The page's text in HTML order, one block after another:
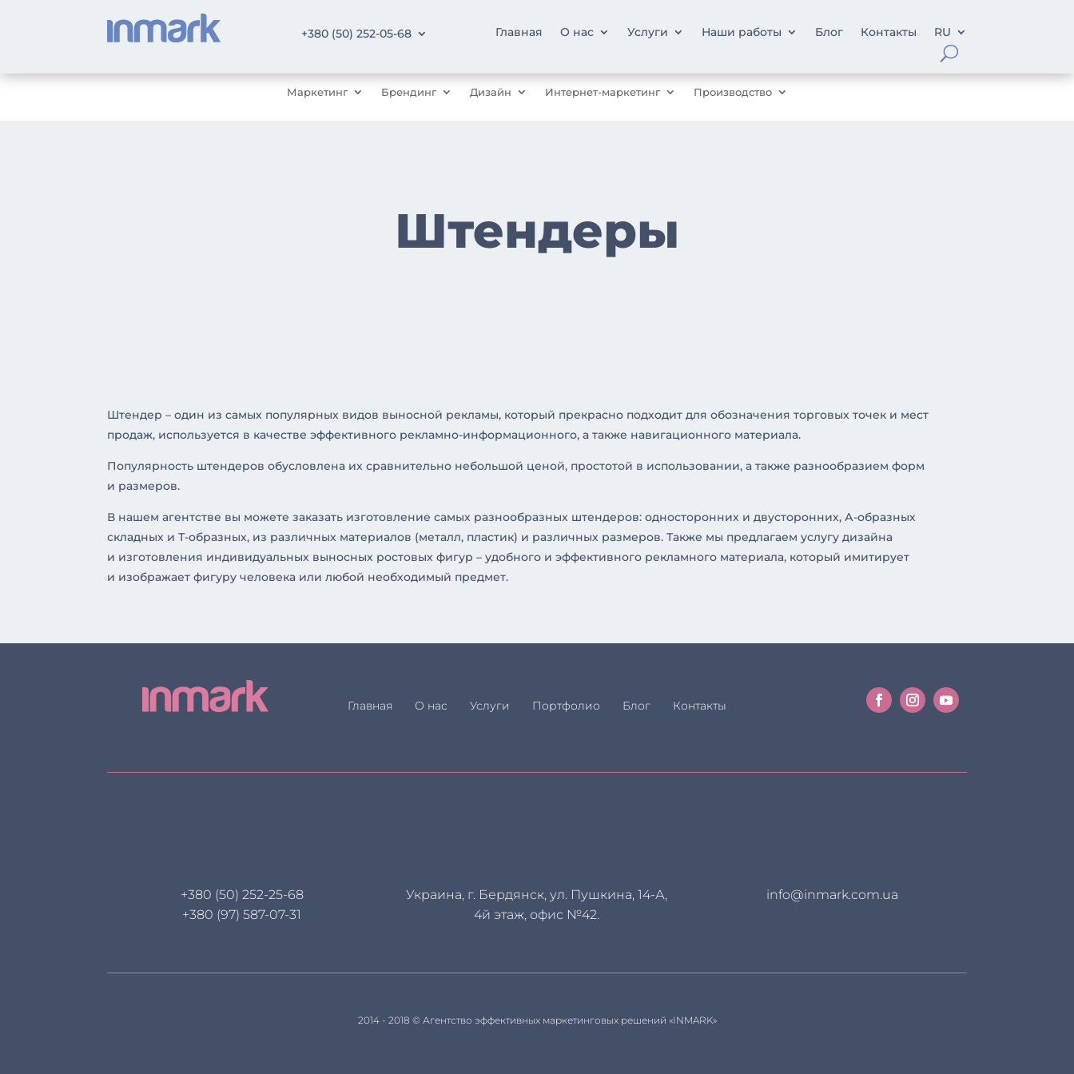
+380 (50) 252-05-68 Главная О нас Услуги Наши работы Блог Контакты RU
Маркетинг Брендинг Дизайн Интернет-маркетинг Производство
Штендеры
Штендер – один из самых популярных видов выносной рекламы, который прекрасно подходит для обозначения торговых точек и мест
продаж, используется в качестве эффективного рекламно-информационного, а также навигационного материала.
Популярность штендеров обусловлена их сравнительно небольшой ценой, простотой в использовании, а также разнообразием форм
и размеров.
В нашем агентстве вы можете заказать изготовление самых разнообразных штендеров: односторонних и двусторонних, А-образных
складных и Т-образных, из различных материалов (металл, пластик) и различных размеров. Также мы предлагаем услугу дизайна
и изготовления индивидуальных выносных ростовых фигур – удобного и эффективного рекламного материала, который имитирует
и изображает фигуру человека или любой необходимый предмет.
Главная О нас Услуги Портфолио Блог Контакты
+380 (50) 252-25-68
+380 (97) 587-07-31
Украина, г. Бердянск, ул. Пушкина, 14-А,
4й этаж, офис №42.
info@inmark.com.ua
2014 - 2018 © Агентство эффективных маркетинговых решений «INMARK»